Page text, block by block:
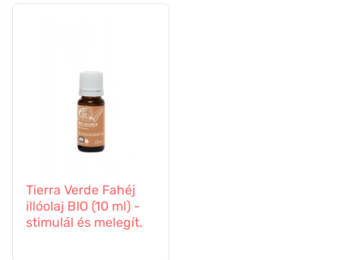
Tierra Verde Fahéj
illóolaj BIO (10 ml) -
stimulál és melegít.